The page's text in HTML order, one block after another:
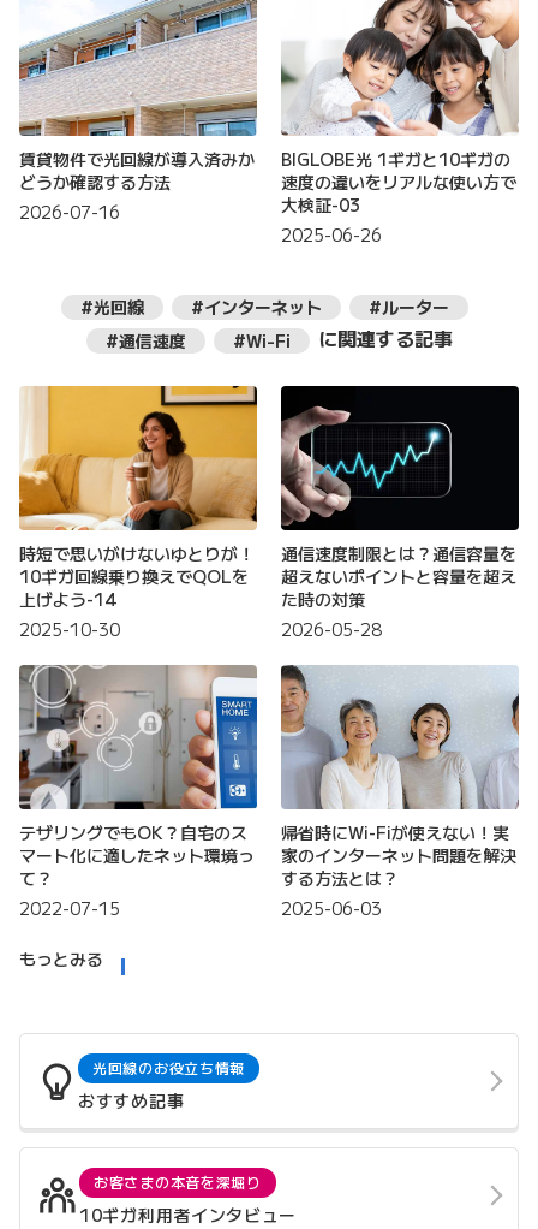
賃貸物件で光回線が導入済みか
どうか確認する方法
2026-07-16
BIGLOBE光 1ギガと10ギガの
速度の違いをリアルな使い方で
大検証-03
2025-06-26
#光回線 #インターネット
#ルーター
#通信速度
#Wi-Fi に関連する記事
時短で思いがけないゆとりが！
10ギガ回線乗り換えでQOLを
上げよう-14
2025-10-30
通信速度制限とは？通信容量を
超えないポイントと容量を超え
た時の対策
2026-05-28
テザリングでもOK？自宅のス
マート化に適したネット環境っ
て？
2022-07-15
帰省時にWi-Fiが使えない！実
家のインターネット問題を解決
する方法とは？
2025-06-03
もっとみる
光回線のお役立ち情報
おすすめ記事
お客さまの本音を深堀り
10ギガ利用者インタビュー